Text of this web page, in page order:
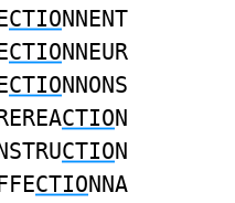
CTIONNENT
CTIONNEUR
CTIONNONS
CTION
CTION
CTIONNA